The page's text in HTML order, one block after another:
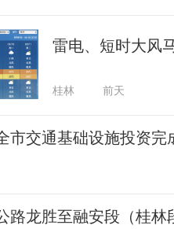
雷电、短时大风
桂林 前天
市交通基础设施投资完
龙胜至融安段（桂林